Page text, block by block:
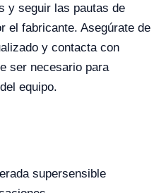
y seguir las pautas de
el fabricante. Asegúrate de
y contacta con
ser necesario para
equipo.
supersensible